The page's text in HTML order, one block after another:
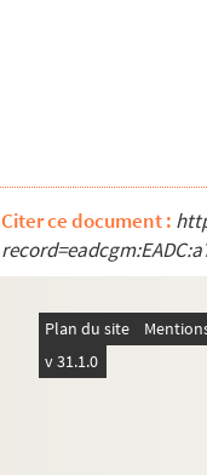
Citer ce document :
Plan du site
v 31.1.0